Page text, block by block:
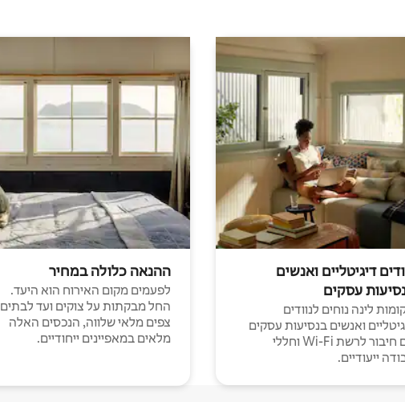
דיגיטליים ואנשים
עסקים
לינה נוחים לנוודים
ואנשים בנסיעות עסקים
עם חיבור לרשת Wi-Fi וחללי
ייעודיים.
ההנאה כלולה במחיר
לפעמים מקום האירוח הוא היעד.
החל מבקתות על צוקים ועד לבתים
צפים מלאי שלווה, הנכסים האלה
מלאים במאפיינים ייחודיים.